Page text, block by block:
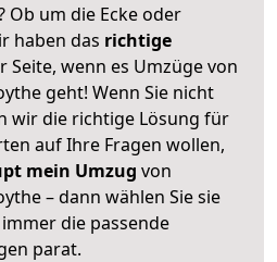
Ob um die Ecke oder
haben das richtige
Seite, wenn es Umzüge von
geht! Wenn Sie nicht
wir die richtige Lösung für
auf Ihre Fragen wollen,
mein Umzug von
– dann wählen Sie sie
die passende
parat.